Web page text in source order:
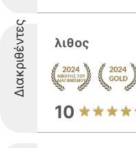
Διακριθέντες λιθος
10